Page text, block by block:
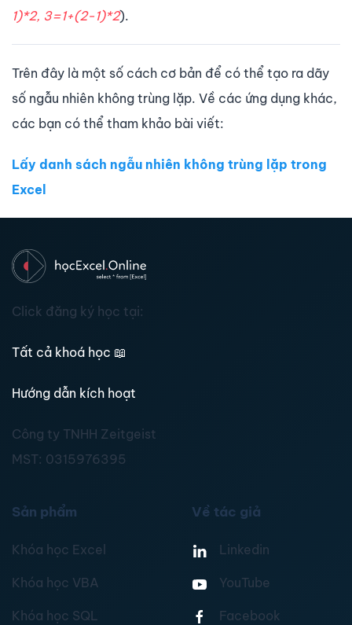
1)*2, 3=1+(2-1)*2).
Trên đây là một số cách cơ bản để có thể tạo ra dãy
số ngẫu nhiên không trùng lặp. Về các ứng dụng khác,
các bạn có thể tham khảo bài viết:
Lấy danh sách ngẫu nhiên không trùng lặp trong
Excel
Click đăng ký học tại:
Tất cả khoá học 📖
Hướng dẫn kích hoạt
Công ty TNHH Zeitgeist
MST: 0315976395
Sản phẩm
Khóa học Excel
Khóa học VBA
Khóa học SQL
Về tác giả
Linkedin
YouTube
Facebook